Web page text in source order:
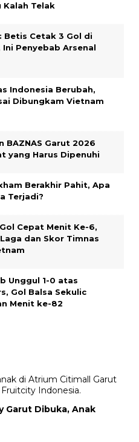
Kalah Telak
Betis Cetak 3 Gol di
Penyebab Arsenal
Indonesia Berubah,
Dibungkam Vietnam
BAZNAS Garut 2026
yang Harus Dipenuhi
Berakhir Pahit, Apa
Terjadi?
Cepat Menit Ke-6,
dan Skor Timnas
Unggul 1-0 atas
Gol Balsa Sekulic
Menit ke-82
Garut Dibuka, Anak